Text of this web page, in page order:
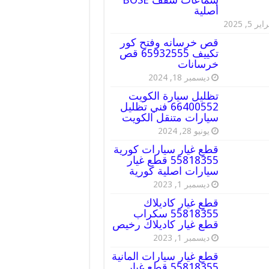
أصلية
5, 2025
قص خرسانه وفتح كور
تكييف 65932555 قص
خرسانات
ديسمبر 18, 2024
تظليل سيارة الكويت
66400552 فني تظليل
سيارات متنقل الكويت
يونيو 28, 2024
قطع غيار سيارات كورية
55818355 قطع غيار
سيارات اصلية كورية
ديسمبر 1, 2023
قطع غيار كاديلاك
55818355 سكراب
قطع غيار كاديلاك رخيص
ديسمبر 1, 2023
قطع غيار سيارات المانية